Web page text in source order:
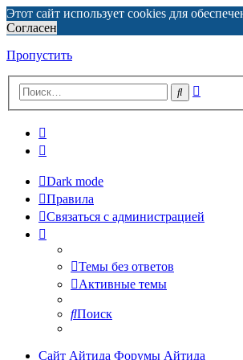
Этот сайт использует cookies для
Согласен
Пропустить
Поиск
Dark mode
Правила
Связаться с администрацией
Темы без ответов
Активные темы
Поиск
Сайт Айтида Форумы Айтида